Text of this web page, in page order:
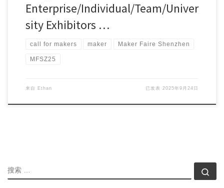
Enterprise/Individual/Team/Univer
sity Exhibitors …
call for makers maker Maker Faire Shenzhen
MFSZ25
来自 Ethan 已发表2025年9月24日
搜索